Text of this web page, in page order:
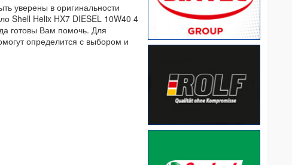
уверены в оригинальности
Shell Helix HX7 DIESEL 10W40 4
готовы Вам помочь. Для
определится с выбором и